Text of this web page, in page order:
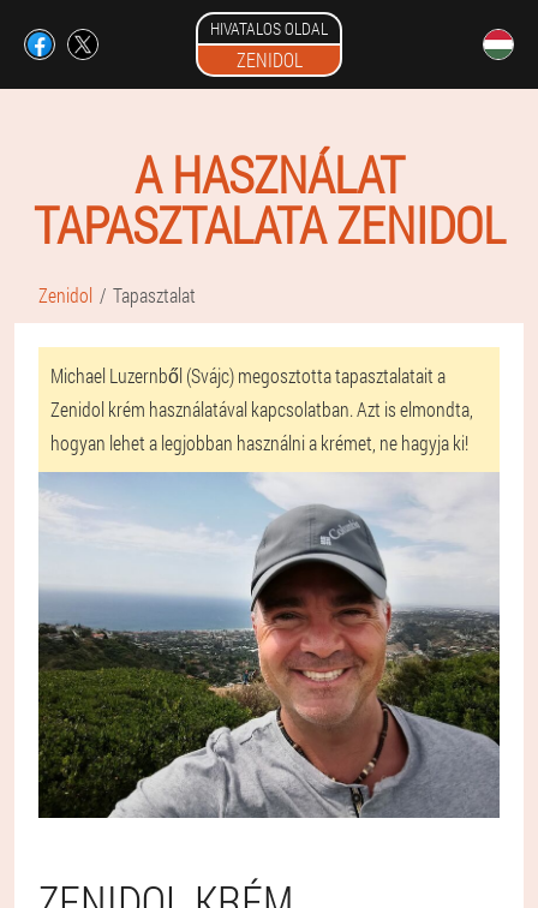
HIVATALOS OLDAL
ZENIDOL
A HASZNÁLAT
TAPASZTALATA ZENIDOL
Zenidol Tapasztalat
Michael Luzernből (Svájc) megosztotta tapasztalatait a
Zenidol krém használatával kapcsolatban. Azt is elmondta,
hogyan lehet a legjobban használni a krémet, ne hagyja ki!